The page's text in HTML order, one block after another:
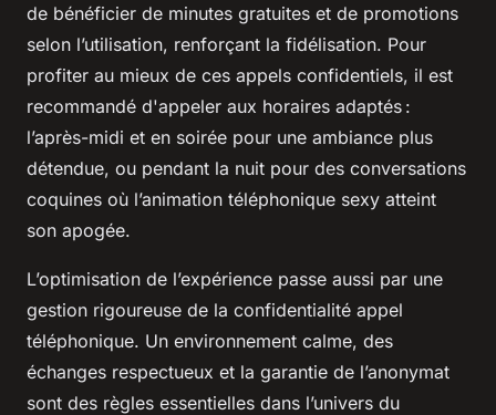
de bénéficier de minutes gratuites et de promotions
selon l’utilisation, renforçant la fidélisation. Pour
profiter au mieux de ces appels confidentiels, il est
recommandé d'appeler aux horaires adaptés :
l’après-midi et en soirée pour une ambiance plus
détendue, ou pendant la nuit pour des conversations
coquines où l’animation téléphonique sexy atteint
son apogée.
L’optimisation de l’expérience passe aussi par une
gestion rigoureuse de la confidentialité appel
téléphonique. Un environnement calme, des
échanges respectueux et la garantie de l’anonymat
sont des règles essentielles dans l’univers du